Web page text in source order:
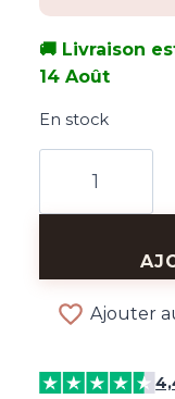
🚚 Livraison
14 Août
En stock
Collier
Ajouter